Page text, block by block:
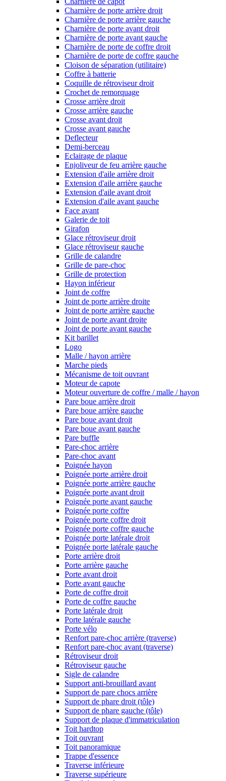
Charnière de porte arrière droit
Charnière de porte arrière gauche
Charnière de porte avant droit
Charnière de porte avant gauche
Charnière de porte de coffre droit
Charnière de porte de coffre gauche
Cloison de séparation (utilitaire)
Coffre à batterie
Coquille de rétroviseur droit
Crochet de remorquage
Crosse arrière droit
Crosse arrière gauche
Crosse avant droit
Crosse avant gauche
Deflecteur
Demi-berceau
Eclairage de plaque
Enjoliveur de feu arrière gauche
Extension d'aile arrière droit
Extension d'aile arrière gauche
Extension d'aile avant droit
Extension d'aile avant gauche
Face avant
Galerie de toit
Girafon
Glace rétroviseur droit
Glace rétroviseur gauche
Grille de calandre
Grille de pare-choc
Grille de protection
Hayon inférieur
Joint de coffre
Joint de porte arrière droite
Joint de porte arrière gauche
Joint de porte avant droite
Joint de porte avant gauche
Kit barillet
Logo
Malle / hayon arrière
Marche pieds
Mécanisme de toit ouvrant
Moteur de capote
Moteur ouverture de coffre / malle / hayon
Pare boue arrière droit
Pare boue arrière gauche
Pare boue avant droit
Pare boue avant gauche
Pare buffle
Pare-choc arrière
Pare-choc avant
Poignée hayon
Poignée porte arrière droit
Poignée porte arrière gauche
Poignée porte avant droit
Poignée porte avant gauche
Poignée porte coffre
Poignée porte coffre droit
Poignée porte coffre gauche
Poignée porte latérale droit
Poignée porte latérale gauche
Porte arrière droit
Porte arrière gauche
Porte avant droit
Porte avant gauche
Porte de coffre droit
Porte de coffre gauche
Porte latérale droit
Porte latérale gauche
Porte vélo
Renfort pare-choc arrière (traverse)
Renfort pare-choc avant (traverse)
Rétroviseur droit
Rétroviseur gauche
Sigle de calandre
Support anti-brouillard avant
Support de pare chocs arrière
Support de phare droit (tôle)
Support de phare gauche (tôle)
Support de plaque d'immatriculation
Toit hardtop
Toit ouvrant
Toit panoramique
Trappe d'essence
Traverse inférieure
Traverse supérieure